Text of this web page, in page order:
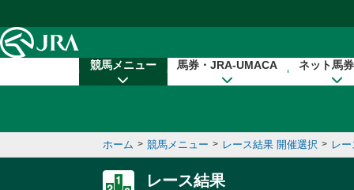
競馬メニュー 馬券・JRA-UMACA ネット馬
ホーム > 競馬メニュー > レース結果 開催選択 > レ
レース結果